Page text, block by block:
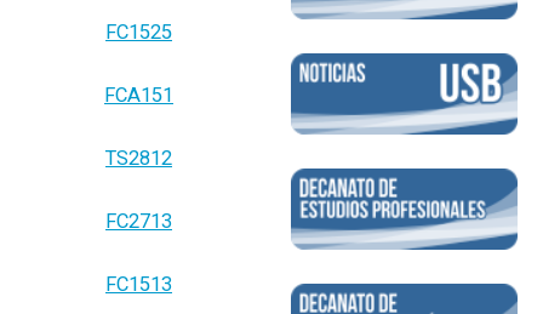
FC1525
FCA151
TS2812
FC2713
FC1513